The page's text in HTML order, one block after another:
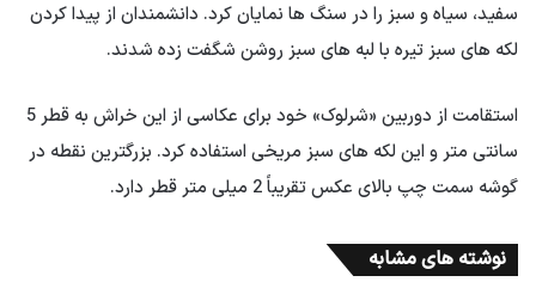
سفید، سیاه و سبز را در سنگ ها نمایان کرد. دانشمندان از پیدا کردن
لکه های سبز تیره با لبه های سبز روشن شگفت زده شدند.
استقامت از دوربین «شرلوک» خود برای عکاسی از این خراش به قطر 5
سانتی متر و این لکه های سبز مریخی استفاده کرد. بزرگترین نقطه در
گوشه سمت چپ بالای عکس تقریباً 2 میلی متر قطر دارد.
نوشته های مشابه